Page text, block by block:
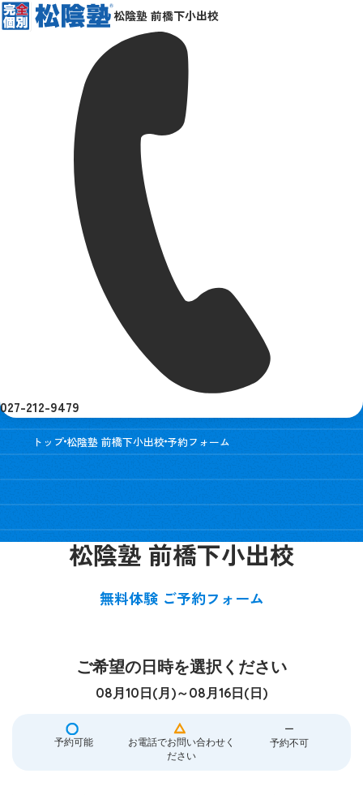
松陰塾 前橋下小出校
027-212-9479
トップ松陰塾 前橋下小出校 予約フォーム
松陰塾 前橋下小出校
無料体験 ご予約フォーム
ご希望の日時を選択ください
08月10日(月)～08月16日(日)
予約可能
お電話でお問い合わせく
ださい
ー
予約不可